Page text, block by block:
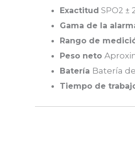
Exactitud SPO2 ±
Gama de la
Rango de
Peso neto
Batería Batería
Tiempo de